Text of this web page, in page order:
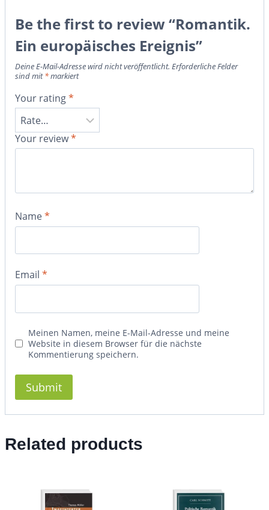
Be the first to review “Romantik.
Ein europäisches Ereignis”
Deine E-Mail-Adresse wird nicht veröffentlicht. Erforderliche Felder
sind mit*markiert
Your rating*
Your review*
Name*
Email *
Meinen Namen, meine E-Mail-Adresse und meine
Website in diesem Browser für die nächste
Kommentierung speichern.
Related products